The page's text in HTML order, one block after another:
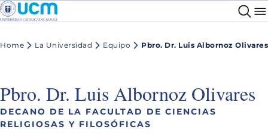
Home La Universidad Equipo Pbro. Dr. Luis Albornoz Olivares
Pbro. Dr. Luis Albornoz Olivares
DECANO DE LA FACULTAD DE CIENCIAS
RELIGIOSAS Y FILOSÓFICAS